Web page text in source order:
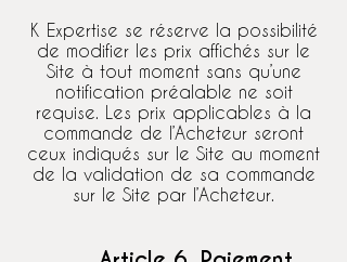
K Expertise se réserve la possibilité
de modifier les prix affichés sur le
Site à tout moment sans qu’une
notification préalable ne soit
requise. Les prix applicables à la
commande de l’Acheteur seront
ceux indiqués sur le Site au moment
de la validation de sa commande
sur le Site par l’Acheteur.